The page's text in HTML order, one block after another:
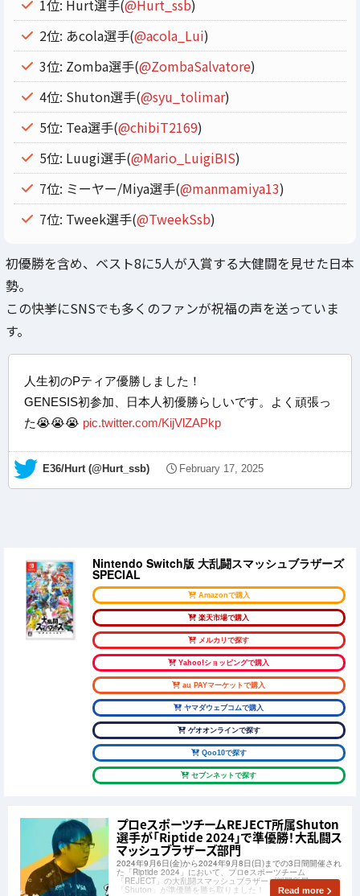
1位: Hurt選手(@Hurt_ssb)
2位: あcola選手(@acola_Lui)
3位: Zomba選手(@ZombaSalvatore)
4位: Shuton選手(@syu_tolimar)
5位: Tea選手(@chibiT2169)
5位: Luugi選手(@Mario_LuigiBIS)
7位: ミーヤー/Miya選手(@manmamiya13)
7位: Tweek選手(@TweekSsb)
初優勝を含め、ベスト8に5人が入賞する大健闘を見せた日本
勢。
この快挙にSNSでも多くのファンが祝福の声を送っていま
す。
人生初のPティア優勝しました！
GENESIS初参加、日本人初優勝らしいです。よく頑張っ
た😭😭😭 pic.twitter.com/KijVlZAPkp
— E36/Hurt (@Hurt_ssb) February 17, 2025
Nintendo Switch版 大乱闘スマッシュブラザーズ
SPECIAL
Amazonで購入
楽天市場で購入
メルカリで探す
Yahoo!ショッピングで購入
au PAYマーケットで購入
ヤマダウェブコムで購入
ゲオオンラインで探す
Qoo10で探す
セブンネットで探す
プロeスポーツチームREJECT所属Shuton
選手が「Riptide 2024」で準優勝！大乱闘ス
マッシュブラザーズ部門
2024年9月6日(金)から2024年9月8日(日)までの3日間開催され
た「Riptide 2024」において、プロeスポーツチーム
「REJECT」の大乱闘スマッシュブラザーズ部門所属
「Shuton」が準優勝を勝ち取りました！ Read more